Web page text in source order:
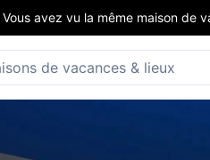
Vous avez vu la même maison de